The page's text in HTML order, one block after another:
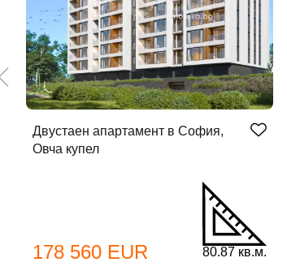
Двустаен апартамент в София,
Овча купел
178 560 EUR 80.87 кв.м.